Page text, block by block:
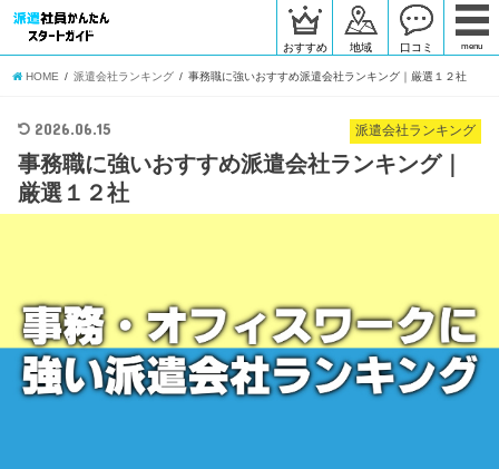
おすすめ 地域 口コミ menu
HOME 派遣会社ランキング 事務職に強いおすすめ派遣会社ランキング｜厳選１２社
派遣会社ランキング
2026.06.15
事務職に強いおすすめ派遣会社ランキング｜
厳選１２社